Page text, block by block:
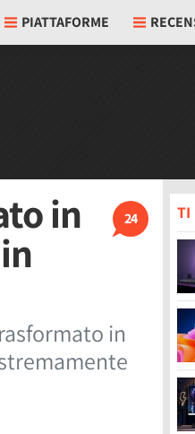
PIATTAFORME
24
in
in
TI